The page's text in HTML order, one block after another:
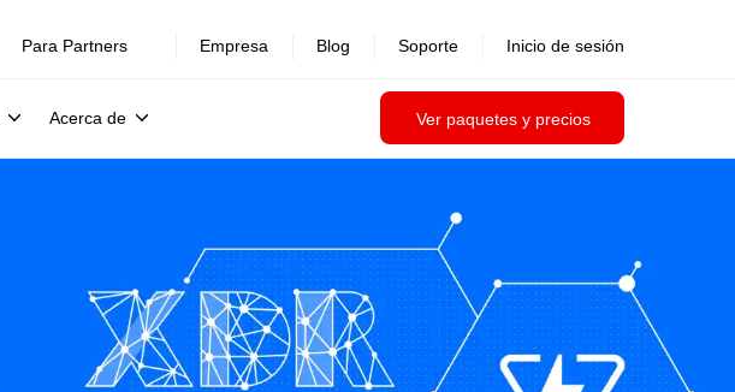
Acerca de Ver paquetes y precios
Para Partners Empresa Blog Soporte Inicio de sesión